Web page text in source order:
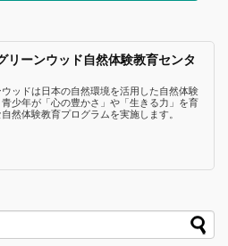
リーンウッド自然体験教育センタ
ウッドは日本の自然環境を活用した自然体験
少年が「心の豊かさ」や「生きる力」を育
然体験教育プログラムを実施します。